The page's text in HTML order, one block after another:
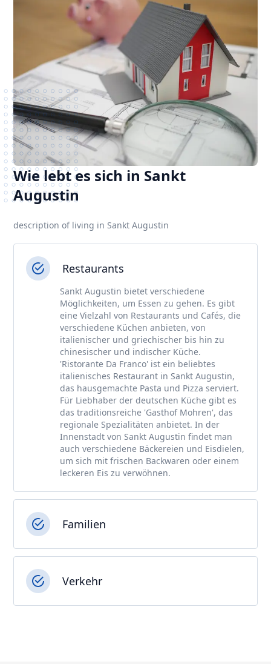
Wie lebt es sich in Sankt
Augustin
description of living in Sankt Augustin
Restaurants
Sankt Augustin bietet verschiedene
Möglichkeiten, um Essen zu gehen. Es gibt
eine Vielzahl von Restaurants und Cafés, die
verschiedene Küchen anbieten, von
italienischer und griechischer bis hin zu
chinesischer und indischer Küche.
'Ristorante Da Franco' ist ein beliebtes
italienisches Restaurant in Sankt Augustin,
das hausgemachte Pasta und Pizza serviert.
Für Liebhaber der deutschen Küche gibt es
das traditionsreiche 'Gasthof Mohren', das
regionale Spezialitäten anbietet. In der
Innenstadt von Sankt Augustin findet man
auch verschiedene Bäckereien und Eisdielen,
um sich mit frischen Backwaren oder einem
leckeren Eis zu verwöhnen.
Familien
Verkehr